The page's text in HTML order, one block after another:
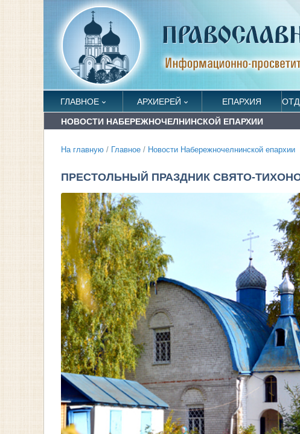
ГЛАВНОЕ АРХИЕРЕЙ ЕПАРХИЯ
НОВОСТИ НАБЕРЕЖНОЧЕЛНИНСКОЙ ЕПАРХИИ
На главную / Главное / Новости Набережночелнинской епархии
ПРЕСТОЛЬНЫЙ ПРАЗДНИК СВЯТО-